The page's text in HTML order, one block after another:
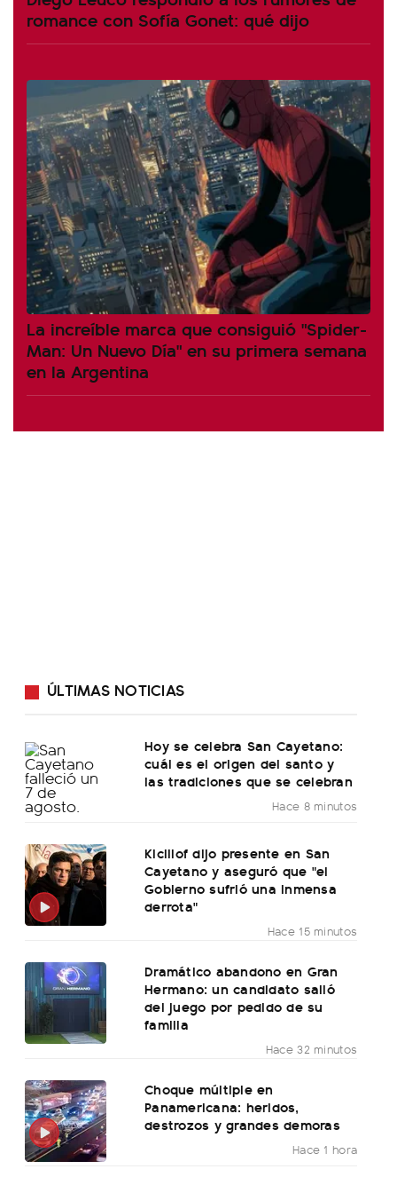
romance con Sofía Gonet: qué dijo
La increíble marca que consiguió "Spider-
Man: Un Nuevo Día" en su primera semana
en la Argentina
ÚLTIMAS NOTICIAS
Hoy se celebra San Cayetano:
cuál es el origen del santo y
las tradiciones que se celebran
Hace 8 minutos
Kicillof dijo presente en San
Cayetano y aseguró que "el
Gobierno sufrió una inmensa
derrota"
Hace 15 minutos
Dramático abandono en Gran
Hermano: un candidato salió
del juego por pedido de su
familia
Hace 32 minutos
Choque múltiple en
Panamericana: heridos,
destrozos y grandes demoras
Hace 1 hora